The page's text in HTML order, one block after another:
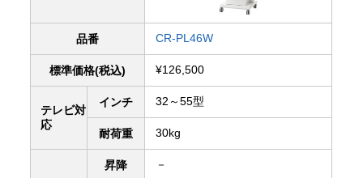
品番 CR-PL46W
標準価格(税込) ¥126,500
テレビ対
応
インチ 32～55型
耐荷重 30kg
昇降 －